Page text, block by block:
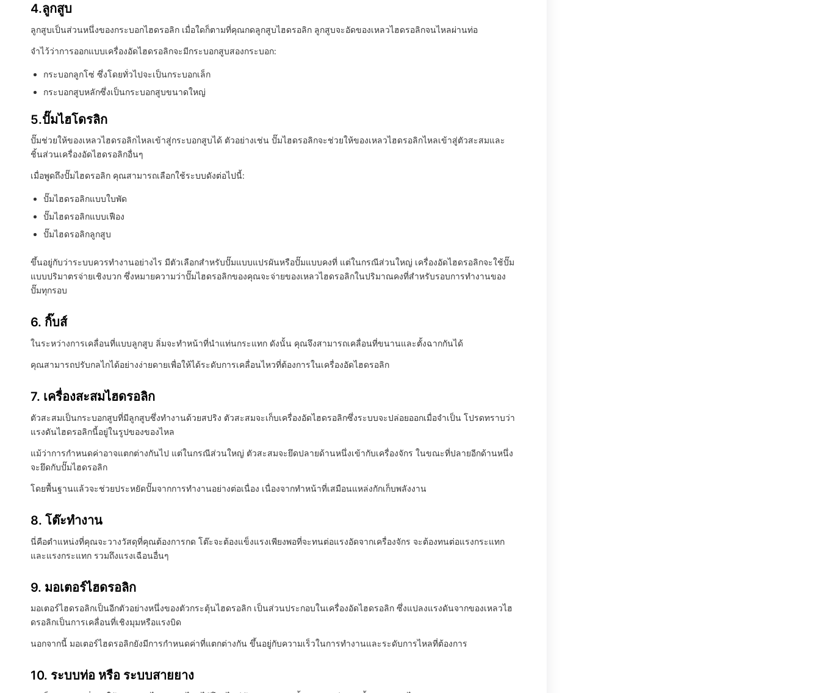
4.ลูกสูบ
ลูกสูบเป็นส่วนหนึ่งของกระบอกไฮดรอลิก เมื่อใดก็ตามที่คุณกดลูกสูบไฮดรอลิก ลูกสูบจะอัดของเหลวไฮดรอลิกจนไหลผ่านท่อ
จำไว้ว่าการออกแบบเครื่องอัดไฮดรอลิกจะมีกระบอกสูบสองกระบอก:
กระบอกลูกโซ่ ซึ่งโดยทั่วไปจะเป็นกระบอกเล็ก
กระบอกสูบหลักซึ่งเป็นกระบอกสูบขนาดใหญ่
5.ปั๊มไฮโดรลิก
ปั๊มช่วยให้ของเหลวไฮดรอลิกไหลเข้าสู่กระบอกสูบได้ ตัวอย่างเช่น ปั๊มไฮดรอลิกจะช่วยให้ของเหลวไฮดรอลิกไหลเข้าสู่ตัวสะสมและ
ชิ้นส่วนเครื่องอัดไฮดรอลิกอื่นๆ
เมื่อพูดถึงปั๊มไฮดรอลิก คุณสามารถเลือกใช้ระบบดังต่อไปนี้:
ปั๊มไฮดรอลิกแบบใบพัด
ปั๊มไฮดรอลิกแบบเฟือง
ปั๊มไฮดรอลิกลูกสูบ
ขึ้นอยู่กับว่าระบบควรทำงานอย่างไร มีตัวเลือกสำหรับปั๊มแบบแปรผันหรือปั๊มแบบคงที่ แต่ในกรณีส่วนใหญ่ เครื่องอัดไฮดรอลิกจะใช้ปั๊ม
แบบปริมาตรจ่ายเชิงบวก ซึ่งหมายความว่าปั๊มไฮดรอลิกของคุณจะจ่ายของเหลวไฮดรอลิกในปริมาณคงที่สำหรับรอบการทำงานของ
ปั๊มทุกรอบ
6. กิ๊บส์
ในระหว่างการเคลื่อนที่แบบลูกสูบ ลิ่มจะทำหน้าที่นำแท่นกระแทก ดังนั้น คุณจึงสามารถเคลื่อนที่ขนานและตั้งฉากกันได้
คุณสามารถปรับกลไกได้อย่างง่ายดายเพื่อให้ได้ระดับการเคลื่อนไหวที่ต้องการในเครื่องอัดไฮดรอลิก
7. เครื่องสะสมไฮดรอลิก
ตัวสะสมเป็นกระบอกสูบที่มีลูกสูบซึ่งทำงานด้วยสปริง ตัวสะสมจะเก็บเครื่องอัดไฮดรอลิกซึ่งระบบจะปล่อยออกเมื่อจำเป็น โปรดทราบว่า
แรงดันไฮดรอลิกนี้อยู่ในรูปของของไหล
แม้ว่าการกำหนดค่าอาจแตกต่างกันไป แต่ในกรณีส่วนใหญ่ ตัวสะสมจะยึดปลายด้านหนึ่งเข้ากับเครื่องจักร ในขณะที่ปลายอีกด้านหนึ่ง
จะยึดกับปั๊มไฮดรอลิก
โดยพื้นฐานแล้วจะช่วยประหยัดปั๊มจากการทำงานอย่างต่อเนื่อง เนื่องจากทำหน้าที่เสมือนแหล่งกักเก็บพลังงาน
8. โต๊ะทำงาน
นี่คือตำแหน่งที่คุณจะวางวัสดุที่คุณต้องการกด โต๊ะจะต้องแข็งแรงเพียงพอที่จะทนต่อแรงอัดจากเครื่องจักร จะต้องทนต่อแรงกระแทก
และแรงกระแทก รวมถึงแรงเฉือนอื่นๆ
9. มอเตอร์ไฮดรอลิก
มอเตอร์ไฮดรอลิกเป็นอีกตัวอย่างหนึ่งของตัวกระตุ้นไฮดรอลิก เป็นส่วนประกอบในเครื่องอัดไฮดรอลิก ซึ่งแปลงแรงดันจากของเหลวไฮ
ดรอลิกเป็นการเคลื่อนที่เชิงมุมหรือแรงบิด
นอกจากนี้ มอเตอร์ไฮดรอลิกยังมีการกำหนดค่าที่แตกต่างกัน ขึ้นอยู่กับความเร็วในการทำงานและระดับการไหลที่ต้องการ
10. ระบบท่อ หรือ ระบบสายยาง